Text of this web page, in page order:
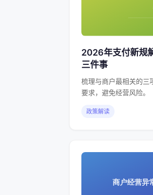
2026年支付新规
三件事
梳理与商户最相关的三
要求，避免经营风险。
政策解读